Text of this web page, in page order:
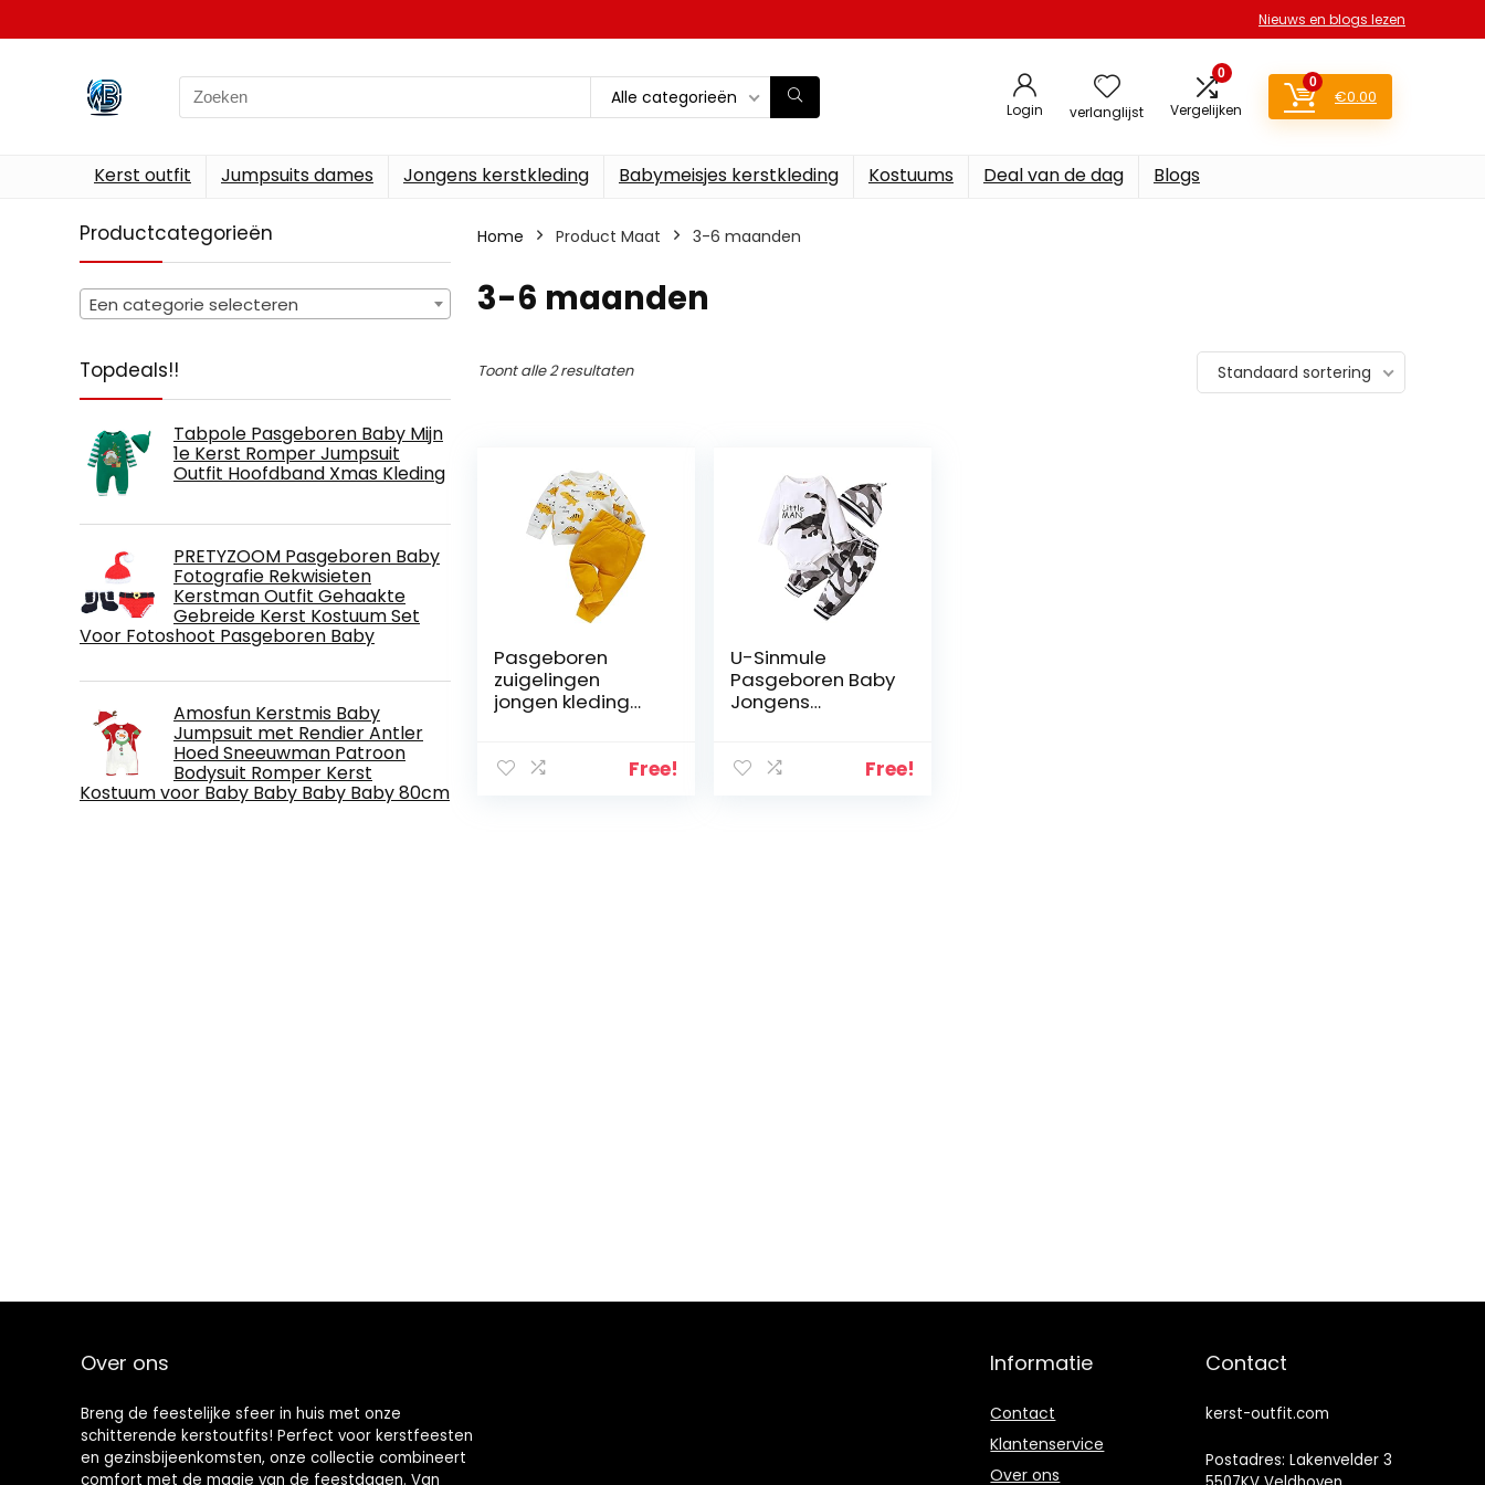
Nieuws en blogs lezen
Search
for:
Alle categorieën
Login verlanglijst
0
Vergelijken
0
€0.00
Kerst outfit Jumpsuits dames Jongens kerstkleding Babymeisjes kerstkleding Kostuums Deal van de dag Blogs
Productcategorieën
Een categorie selecteren
Topdeals!!
Tabpole Pasgeboren Baby Mijn
1e Kerst Romper Jumpsuit
Outfit Hoofdband Xmas Kleding
PRETYZOOM Pasgeboren Baby
Fotografie Rekwisieten
Kerstman Outfit Gehaakte
Gebreide Kerst Kostuum Set
Voor Fotoshoot Pasgeboren Baby
Amosfun Kerstmis Baby
Jumpsuit met Rendier Antler
Hoed Sneeuwman Patroon
Bodysuit Romper Kerst
Kostuum voor Baby Baby Baby Baby 80cm
Home Product Maat 3-6 maanden
3-6 maanden
Toont alle 2 resultaten Standaard sortering
Pasgeboren
zuigelingen
jongen kleding
mouwen tops
Free!
U-Sinmule
Pasgeboren Baby
Jongens
Gedrukt Romper +
Free!
Over ons
Breng de feestelijke sfeer in huis met onze
schitterende kerstoutfits! Perfect voor kerstfeesten
en gezinsbijeenkomsten, onze collectie combineert
comfort met de magie van de feestdagen. Van
Informatie
Contact
Klantenservice
Over ons
Contact
kerst-outfit.com
Postadres: Lakenvelder 3